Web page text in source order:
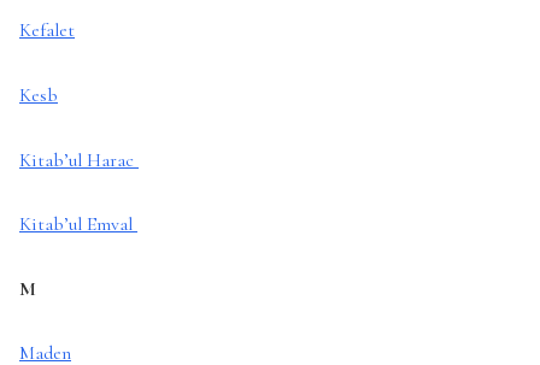
Kefalet
Kesb
Kitab’ul Harac
Kitab’ul Emval
M
Maden